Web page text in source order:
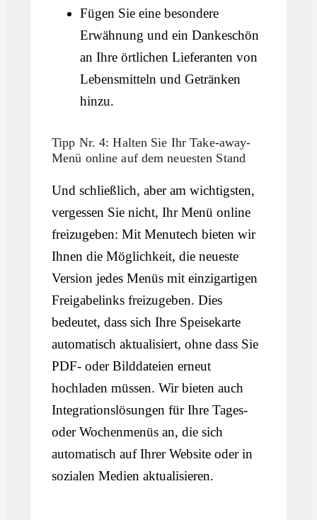
Fügen Sie eine besondere
Erwähnung und ein Dankeschön
an Ihre örtlichen Lieferanten von
Lebensmitteln und Getränken
hinzu.
Tipp Nr. 4: Halten Sie Ihr Take-away-
Menü online auf dem neuesten Stand
Und schließlich, aber am wichtigsten,
vergessen Sie nicht, Ihr Menü online
freizugeben: Mit Menutech bieten wir
Ihnen die Möglichkeit, die neueste
Version jedes Menüs mit einzigartigen
Freigabelinks freizugeben. Dies
bedeutet, dass sich Ihre Speisekarte
automatisch aktualisiert, ohne dass Sie
PDF- oder Bilddateien erneut
hochladen müssen. Wir bieten auch
Integrationslösungen für Ihre Tages-
oder Wochenmenüs an, die sich
automatisch auf Ihrer Website oder in
sozialen Medien aktualisieren.